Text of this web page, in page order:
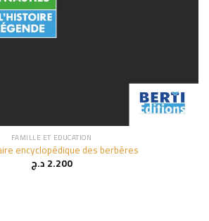
FAMILLE ET EDUCATION
encyclopédique des berbères
2.200د.ج